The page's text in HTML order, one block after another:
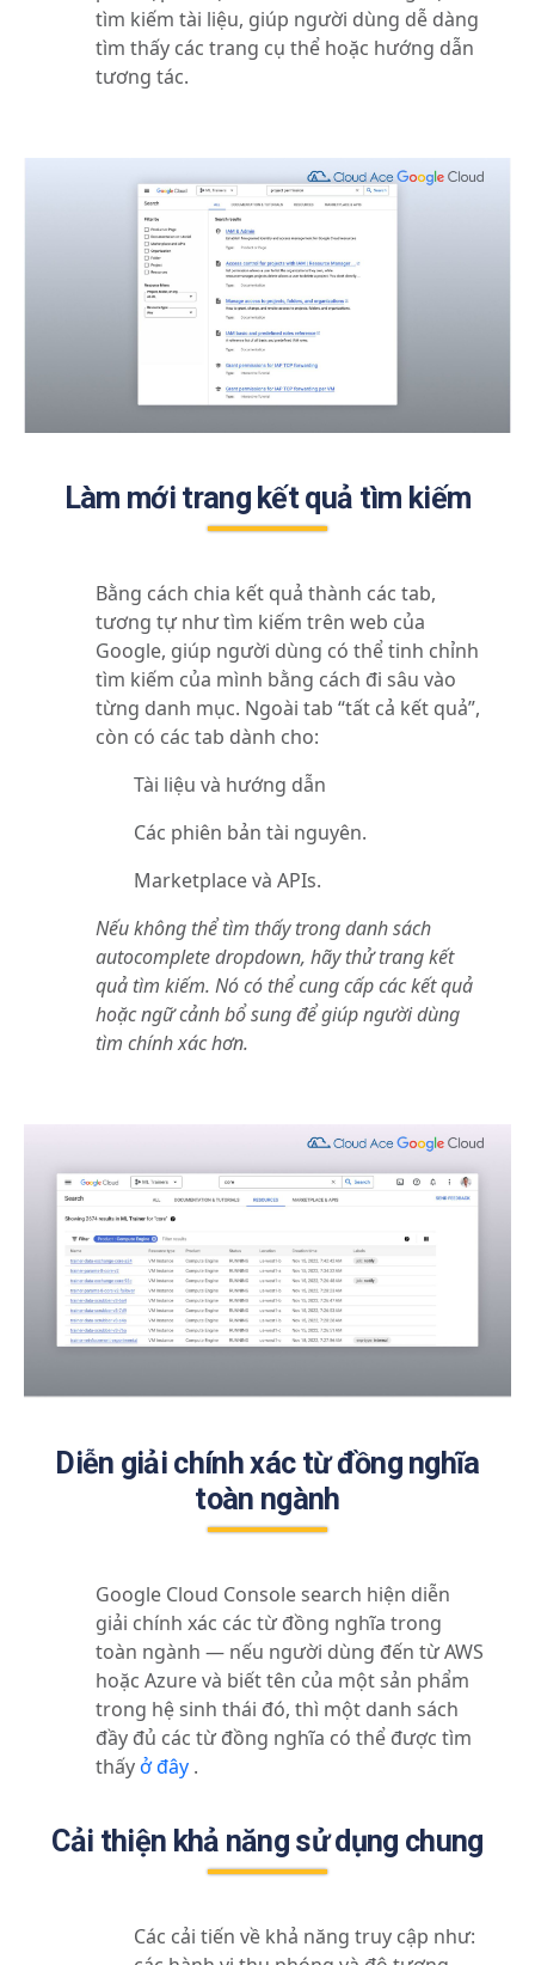
tìm kiếm tài liệu, giúp người dùng dễ dàng
tìm thấy các trang cụ thể hoặc hướng dẫn
tương tác.
Làm mới trang kết quả tìm kiếm
Bằng cách chia kết quả thành các tab,
tương tự như tìm kiếm trên web của
Google, giúp người dùng có thể tinh chỉnh
tìm kiếm của mình bằng cách đi sâu vào
từng danh mục. Ngoài tab “tất cả kết quả”,
còn có các tab dành cho:
Tài liệu và hướng dẫn
Các phiên bản tài nguyên.
Marketplace và APIs.
Nếu không thể tìm thấy trong danh sách
autocomplete dropdown, hãy thử trang kết
quả tìm kiếm. Nó có thể cung cấp các kết quả
hoặc ngữ cảnh bổ sung để giúp người dùng
tìm chính xác hơn.
Diễn giải chính xác từ đồng nghĩa
toàn ngành
Google Cloud Console search hiện diễn
giải chính xác các từ đồng nghĩa trong
toàn ngành — nếu người dùng đến từ AWS
hoặc Azure và biết tên của một sản phẩm
trong hệ sinh thái đó, thì một danh sách
đầy đủ các từ đồng nghĩa có thể được tìm
thấyở đây .
Cải thiện khả năng sử dụng chung
Các cải tiến về khả năng truy cập như: